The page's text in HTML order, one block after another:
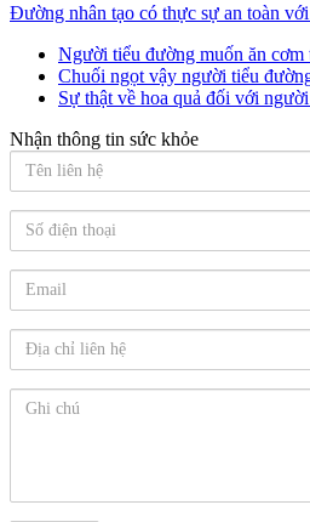
Đường nhân tạo có thực sự an toàn
Người tiểu đường muốn ăn cơm
Chuối ngọt vậy người tiểu
Sự thật về hoa quả đối với
Nhận thông tin sức khỏe